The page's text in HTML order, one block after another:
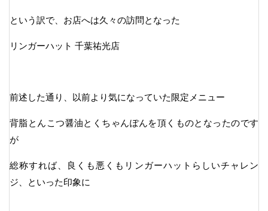
という訳で、お店へは久々の訪問となった
リンガーハット 千葉祐光店
前述した通り、以前より気になっていた限定メニュー
背脂とんこつ醤油とくちゃんぽんを頂くものとなったのです
が
総称すれば、良くも悪くもリンガーハットらしいチャレン
ジ、といった印象に